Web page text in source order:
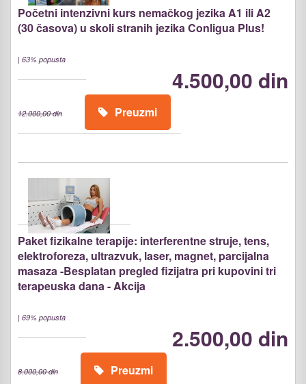
Početni intenzivni kurs nemačkog jezika A1 ili A2
(30 časova) u skoli stranih jezika Conligua Plus!
| 63% popusta
4.500,00 din
12.000,00 din Preuzmi
Paket fizikalne terapije: interferentne struje, tens,
elektroforeza, ultrazvuk, laser, magnet, parcijalna
masaza -Besplatan pregled fizijatra pri kupovini tri
terapeuska dana - Akcija
| 69% popusta
2.500,00 din
8.000,00 din Preuzmi